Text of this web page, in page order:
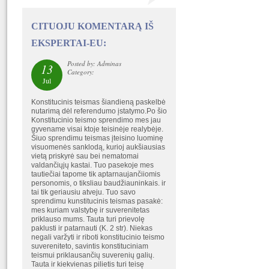
CITUOJU KOMENTARĄ IŠ
EKSPERTAI-EU:
13
Jul
Posted by: Adminas
Category:
Konstitucinis teismas šiandieną paskelbė
nutarimą dėl referendumo įstatymo.Po šio
Konstitucinio teismo sprendimo mes jau
gyvename visai ktoje teisinėje realybėje.
Šiuo sprendimu teismas įteisino luominę
visuomenės sanklodą, kurioj aukšiausias
vietą priskyrė sau bei nematomai
valdančiųjų kastai. Tuo pasekoje mes
tautiečiai tapome tik aptarnaujančiiomis
personomis, o tiksliau baudžiauninkais. ir
tai tik geriausiu atveju. Tuo savo
sprendimu kunstitucinis teismas pasakė:
mes kuriam valstybę ir suverenitetas
priklauso mums. Tauta turi prievolę
paklusti ir patarnauti (K. 2 str). Niekas
negali varžyti ir riboti konstitucinio teismo
suvereniteto, savintis konstituciniam
teismui priklausančių suverenių galių.
Tauta ir kiekvienas pilietis turi teisę